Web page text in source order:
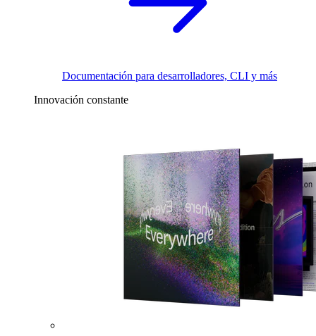
Documentación para desarrolladores, CLI y más
Innovación constante